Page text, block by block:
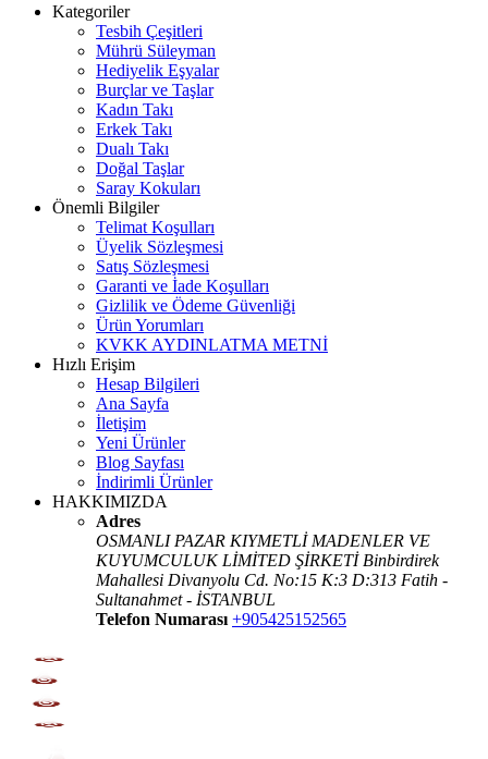
Kategoriler
Tesbih Çeşitleri
Mührü Süleyman
Hediyelik Eşyalar
Burçlar ve Taşlar
Kadın Takı
Erkek Takı
Dualı Takı
Doğal Taşlar
Saray Kokuları
Önemli Bilgiler
Telimat Koşulları
Üyelik Sözleşmesi
Satış Sözleşmesi
Garanti ve İade Koşulları
Gizlilik ve Ödeme Güvenliği
Ürün Yorumları
KVKK AYDINLATMA METNİ
Hızlı Erişim
Hesap Bilgileri
Ana Sayfa
İletişim
Yeni Ürünler
Blog Sayfası
İndirimli Ürünler
HAKKIMIZDA
Adres
OSMANLI PAZAR KIYMETLİ MADENLER VE
KUYUMCULUK LİMİTED ŞİRKETİ Binbirdirek
Mahallesi Divanyolu Cd. No:15 K:3 D:313 Fatih -
Sultanahmet - İSTANBUL
Telefon Numarası +905425152565